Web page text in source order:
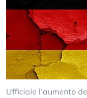
Ufficiale l’aumento